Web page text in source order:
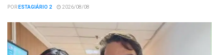
PORESTAGIÁRIO 2 2026/08/08